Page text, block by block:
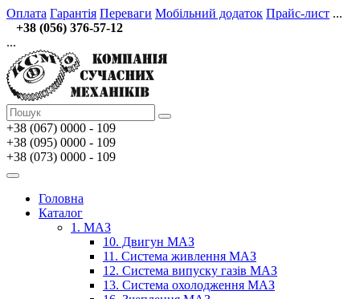
Оплата Гарантія Переваги Мобільний додаток Прайс-лист ...
+38 (056) 376-57-12
...
+38 (067) 0000 - 109
+38 (095) 0000 - 109
+38 (073) 0000 - 109
Головна
Каталог
1. МАЗ
10. Двигун МАЗ
11. Система живлення МАЗ
12. Система випуску газів МАЗ
13. Система охолодження МАЗ